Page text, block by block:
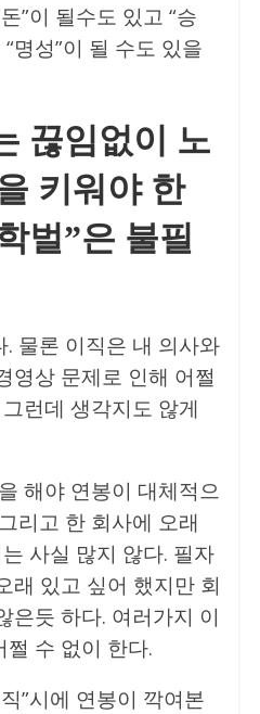
”이 될수도 있고 “승
명성”이 될 수도 있을
끊임없이 노
키워야 한
벌”은 불필
물론 이직은 내 의사와
영상 문제로 인해 어쩔
런데 생각지도 않게
해야 연봉이 대체적으
리고 한 회사에 오래
사실 많지 않다. 필자
래 있고 싶어 했지만 회
은듯 하다. 여러가지 이
쩔 수 없이 한다.
”시에 연봉이 깍여본